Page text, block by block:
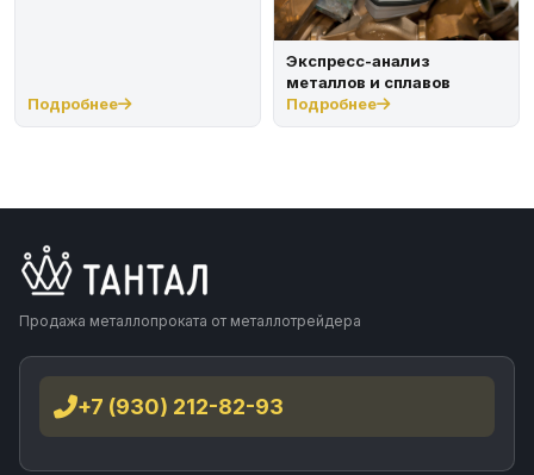
Подробнее
Экспресс-анализ
металлов и сплавов
Подробнее
Продажа металлопроката от металлотрейдера
+7 (930) 212-82-93